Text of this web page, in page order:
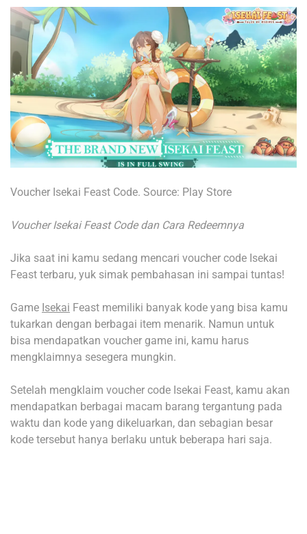
Voucher Isekai Feast Code. Source: Play Store
Voucher Isekai Feast Code dan Cara Redeemnya
Jika saat ini kamu sedang mencari voucher code Isekai
Feast terbaru, yuk simak pembahasan ini sampai tuntas!
Game Isekai Feast memiliki banyak kode yang bisa kamu
tukarkan dengan berbagai item menarik. Namun untuk
bisa mendapatkan voucher game ini, kamu harus
mengklaimnya sesegera mungkin.
Setelah mengklaim voucher code Isekai Feast, kamu akan
mendapatkan berbagai macam barang tergantung pada
waktu dan kode yang dikeluarkan, dan sebagian besar
kode tersebut hanya berlaku untuk beberapa hari saja.